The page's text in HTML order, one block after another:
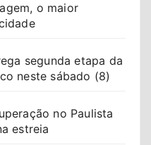
o maior
segunda etapa da
neste sábado (8)
no Paulista
estreia